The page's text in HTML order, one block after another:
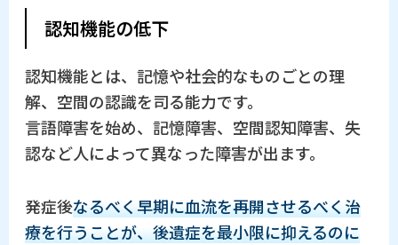
認知機能の低下
認知機能とは、記憶や社会的なものごとの理
解、空間の認識を司る能力です。
言語障害を始め、記憶障害、空間認知障害、失
認など人によって異なった障害が出ます。
発症後なるべく早期に血流を再開させるべく治
療を行うことが、後遺症を最小限に抑えるのに